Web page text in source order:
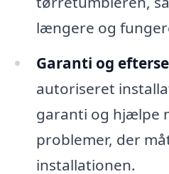
længere og
Garanti og
autoriseret
garanti og hjælpe
problemer, der
installationen.